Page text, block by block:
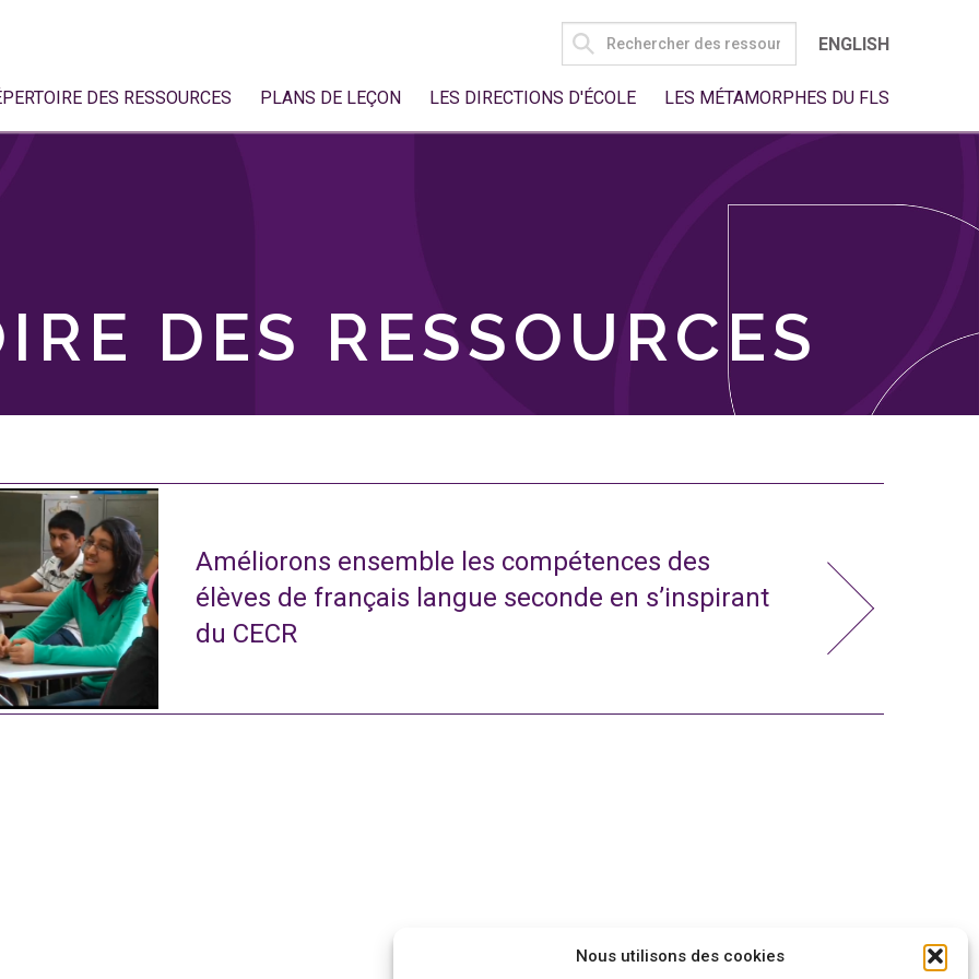
Nous utilisons des cookies
SEARCH
FOR:
ENGLISH
DES RESSOURCES PLANS DE LEÇON LES DIRECTIONS D'ÉCOLE LES MÉTAMORPHES DU FLS
DES RESSOURCES
Améliorons ensemble les compétences des
élèves de français langue seconde en s’inspirant
du CECR